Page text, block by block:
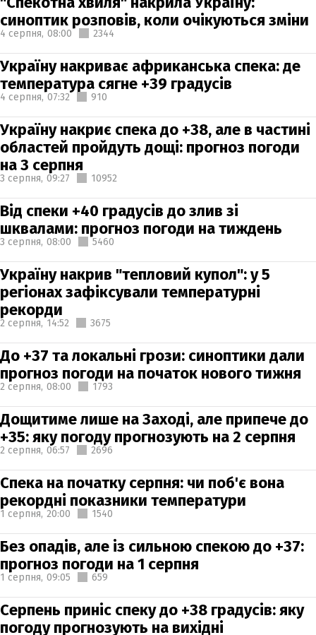
синоптик розповів, коли очікуються зміни
4 серпня, 08:00 2344
Україну накриває африканська спека: де
температура сягне +39 градусів
4 серпня, 07:32 910
Україну накриє спека до +38, але в частині
областей пройдуть дощі: прогноз погоди
на 3 серпня
3 серпня, 09:27 10952
Від спеки +40 градусів до злив зі
шквалами: прогноз погоди на тиждень
3 серпня, 08:00 5460
Україну накрив "тепловий купол": у 5
регіонах зафіксували температурні
рекорди
2 серпня, 14:52 3675
До +37 та локальні грози: синоптики дали
прогноз погоди на початок нового тижня
2 серпня, 08:00 1793
Дощитиме лише на Заході, але припече до
+35: яку погоду прогнозують на 2 серпня
2 серпня, 06:57 2696
Спека на початку серпня: чи поб'є вона
рекордні показники температури
1 серпня, 20:00 1540
Без опадів, але із сильною спекою до +37:
прогноз погоди на 1 серпня
1 серпня, 09:05 659
Серпень приніс спеку до +38 градусів: яку
погоду прогнозують на вихідні